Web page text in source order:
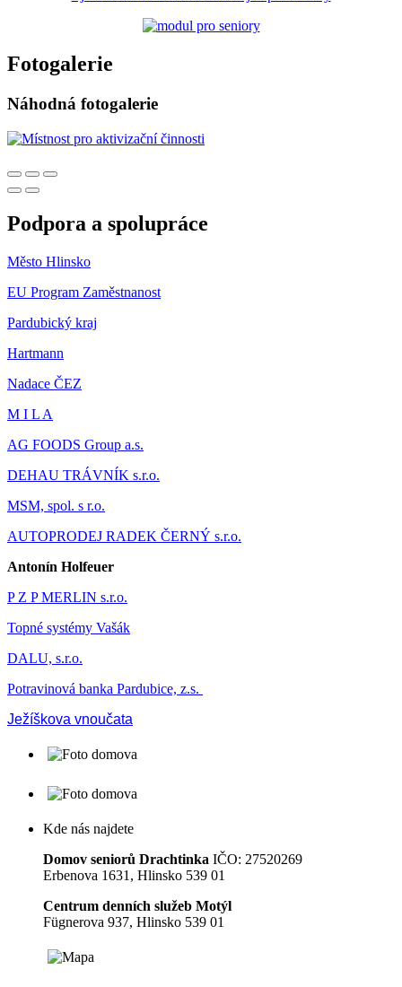
Fotogalerie
Náhodná fotogalerie
Podpora a spolupráce
Město Hlinsko
EU Program Zaměstnanost
Pardubický kraj
Hartmann
Nadace ČEZ
M I L A
AG FOODS Group a.s.
DEHAU TRÁVNÍK s.r.o.
MSM, spol. s r.o.
AUTOPRODEJ RADEK ČERNÝ s.r.o.
Antonín Holfeuer
P Z P MERLIN s.r.o.
Topné systémy Vašák
DALU, s.r.o.
Potravinová banka Pardubice, z.s.
Ježíškova vnoučata
Kde nás najdete
Domov seniorů Drachtinka IČO: 27520269
Erbenova 1631, Hlinsko 539 01
Centrum denních služeb Motýl
Fügnerova 937, Hlinsko 539 01